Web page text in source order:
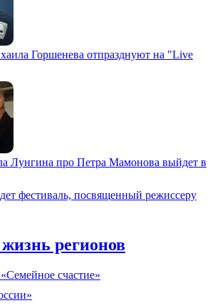
Горшенева отпразднуют на "Live
Лунгина про Петра Мамонова выйдет в
фестиваль, посвященный режиссеру
регионов
счастие»